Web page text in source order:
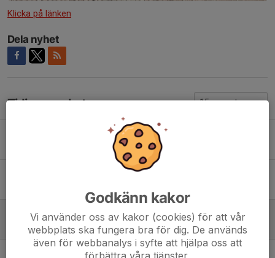
Klicka på länken
Dela nyhet
Tidigare nyheter
Godkända cykellopp
Bilder från Sommen Runt 2025
25 maj 2025
Vilken sluttid hade Du ?
Godkänn kakor
Vi använder oss av kakor (cookies) för att vår
webbplats ska fungera bra för dig. De används
även för webbanalys i syfte att hjälpa oss att
förbättra våra tjänster.